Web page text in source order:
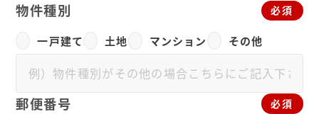
必須
物件種別
一戸建て 土地 マンション その他
必須
郵便番号